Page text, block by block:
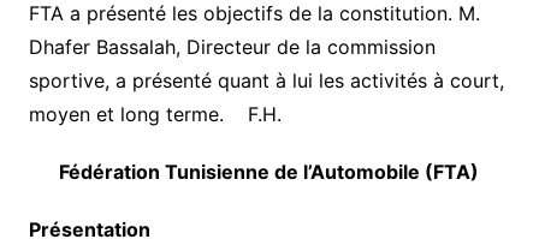
FTA a présenté les objectifs de la constitution. M.
Dhafer Bassalah, Directeur de la commission
sportive, a présenté quant à lui les activités à court,
moyen et long terme. F.H.
Fédération Tunisienne de l’Automobile (FTA)
Présentation